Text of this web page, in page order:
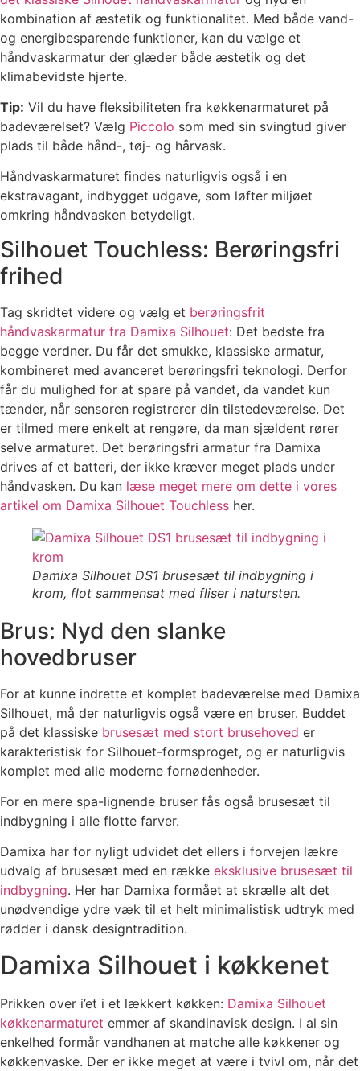
kombination af æstetik og funktionalitet. Med både vand-
og energibesparende funktioner, kan du vælge et
håndvaskarmatur der glæder både æstetik og det
klimabevidste hjerte.
Tip: Vil du have fleksibiliteten fra køkkenarmaturet på
badeværelset? Vælg Piccolo som med sin svingtud giver
plads til både hånd-, tøj- og hårvask.
Håndvaskarmaturet findes naturligvis også i en
ekstravagant, indbygget udgave, som løfter miljøet
omkring håndvasken betydeligt.
Silhouet Touchless: Berøringsfri
frihed
Tag skridtet videre og vælg et berøringsfrit
håndvaskarmatur fra Damixa Silhouet: Det bedste fra
begge verdner. Du får det smukke, klassiske armatur,
kombineret med avanceret berøringsfri teknologi. Derfor
får du mulighed for at spare på vandet, da vandet kun
tænder, når sensoren registrerer din tilstedeværelse. Det
er tilmed mere enkelt at rengøre, da man sjældent rører
selve armaturet. Det berøringsfri armatur fra Damixa
drives af et batteri, der ikke kræver meget plads under
håndvasken. Du kan læse meget mere om dette i vores
artikel om Damixa Silhouet Touchless her.
Damixa Silhouet DS1 brusesæt til indbygning i
krom, flot sammensat med fliser i natursten.
Brus: Nyd den slanke
hovedbruser
For at kunne indrette et komplet badeværelse med Damixa
Silhouet, må der naturligvis også være en bruser. Buddet
på det klassiske brusesæt med stort brusehoved er
karakteristisk for Silhouet-formsproget, og er naturligvis
komplet med alle moderne fornødenheder.
For en mere spa-lignende bruser fås også brusesæt til
indbygning i alle flotte farver.
Damixa har for nyligt udvidet det ellers i forvejen lækre
udvalg af brusesæt med en række eksklusive brusesæt til
indbygning. Her har Damixa formået at skrælle alt det
unødvendige ydre væk til et helt minimalistisk udtryk med
rødder i dansk designtradition.
Damixa Silhouet i køkkenet
Prikken over i’et i et lækkert køkken: Damixa Silhouet
køkkenarmaturet emmer af skandinavisk design. I al sin
enkelhed formår vandhanen at matche alle køkkener og
køkkenvaske. Der er ikke meget at være i tvivl om, når det